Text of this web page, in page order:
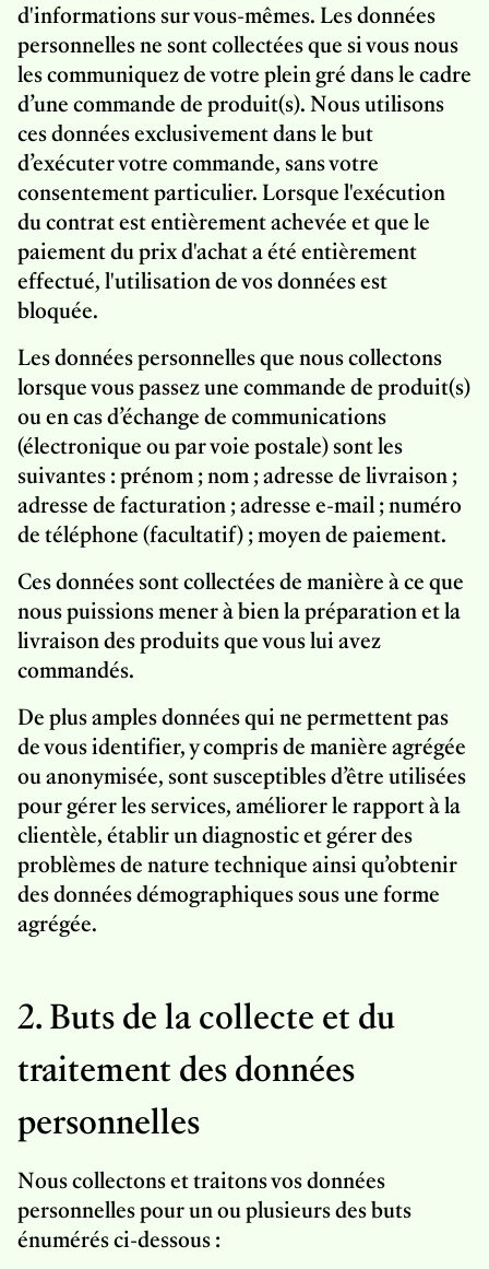
d'informations sur vous-mêmes. Les données
personnelles ne sont collectées que si vous nous
les communiquez de votre plein gré dans le cadre
d’une commande de produit(s). Nous utilisons
ces données exclusivement dans le but
d’exécuter votre commande, sans votre
consentement particulier. Lorsque l'exécution
du contrat est entièrement achevée et que le
paiement du prix d'achat a été entièrement
effectué, l'utilisation de vos données est
bloquée.
Les données personnelles que nous collectons
lorsque vous passez une commande de produit(s)
ou en cas d’échange de communications
(électronique ou par voie postale) sont les
suivantes : prénom ; nom ; adresse de livraison ;
adresse de facturation ; adresse e-mail ; numéro
de téléphone (facultatif) ; moyen de paiement.
Ces données sont collectées de manière à ce que
nous puissions mener à bien la préparation et la
livraison des produits que vous lui avez
commandés.
De plus amples données qui ne permettent pas
de vous identifier, y compris de manière agrégée
ou anonymisée, sont susceptibles d’être utilisées
pour gérer les services, améliorer le rapport à la
clientèle, établir un diagnostic et gérer des
problèmes de nature technique ainsi qu’obtenir
des données démographiques sous une forme
agrégée.
2. Buts de la collecte et du
traitement des données
personnelles
Nous collectons et traitons vos données
personnelles pour un ou plusieurs des buts
énumérés ci-dessous :